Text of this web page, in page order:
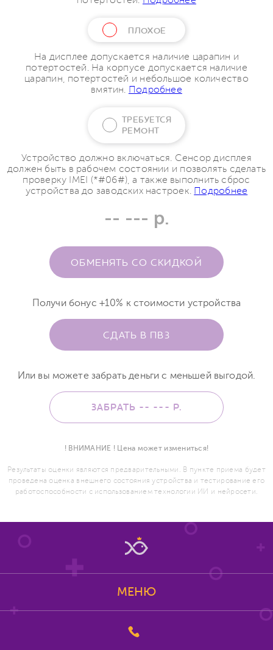
ПЛОХОЕ
На дисплее допускается наличие царапин и
потертостей. На корпусе допускается наличие
царапин, потертостей и небольшое количество
вмятин. Подробнее
ТРЕБУЕТСЯ
РЕМОНТ
Устройство должно включаться. Сенсор дисплея
должен быть в рабочем состоянии и позволять сделать
проверку IMEI (*#06#), а также выполнить сброс
устройства до заводских настроек. Подробнее
-- --- р.
ОБМЕНЯТЬ СО СКИДКОЙ
Получи бонус +10% к стоимости устройства
СДАТЬ В ПВЗ
Или вы можете забрать деньги с меньшей выгодой.
ЗАБРАТЬ -- --- Р.
! ВНИМАНИЕ ! Цена может измениться!
Результаты оценки являются предварительными. В пункте приема будет
проведена оценка внешнего состояния устройства и тестирование его
работоспособности с использованием технологии ИИ и нейросети.
МЕНЮ